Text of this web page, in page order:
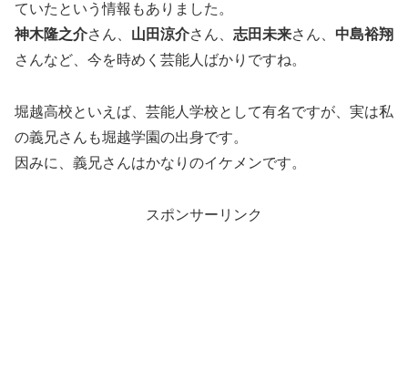
ていたという情報もありました。
神木隆之介さん、 山田涼介さん、 志田未来さん、 中島裕翔
さんなど、今を時めく芸能人ばかりですね。
堀越高校といえば、芸能人学校として有名ですが、実は私
の義兄さんも堀越学園の出身です。
因みに、義兄さんはかなりのイケメンです。
スポンサーリンク